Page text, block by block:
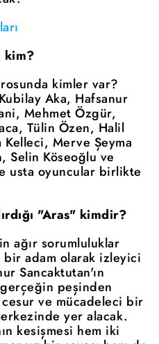
kim?
kimler var?
Kubilay Aka, Hafsanur
Mehmet Özgür,
Tülin Özen, Halil
Merve Şeyma
Selin Köseoğlu ve
usta oyuncular birlikte
"Aras" kimdir?
ağır sorumluluklar
bir adam olarak izleyici
Sancaktutan'ın
gerçeğin peşinden
ve mücadeleci bir
yer alacak.
kesişmesi hem iki